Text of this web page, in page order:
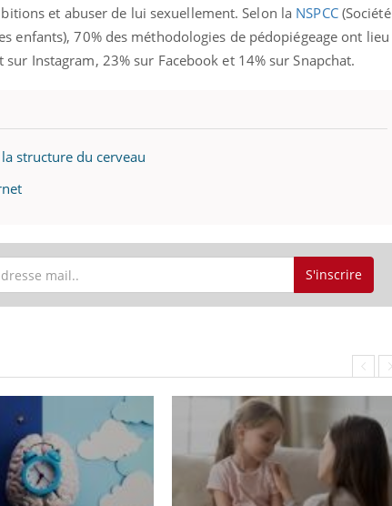
et abuser de lui sexuellement. Selon la NSPCC(Société
enfants), 70% des méthodologies de pédopiégeage ont lieu
Instagram, 23% sur Facebook et 14% sur Snapchat.
structure du cerveau
S'inscrire